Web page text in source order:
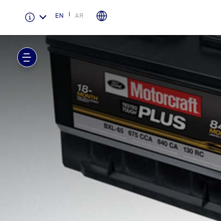
الضمان والتأمين
لمحة عامة عن Ford Protect
باقة الصيانة الفائقة
باقة الخدمة
باقة العناية الفائقة
دعم المزامنة
تقنية 4 SYNC
AR
EN